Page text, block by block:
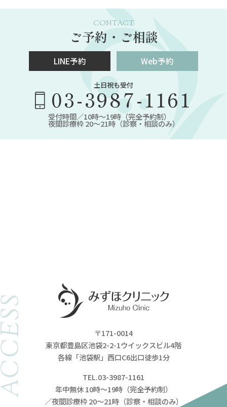
CONTACT
ご予約・ご相談
LINE予約 Web予約
土日祝も受付
03-3987-1161
受付時間／10時～19時（完全予約制）
夜間診療枠 20～21時（診察・相談のみ）
〒171-0014
東京都豊島区池袋2-2-1ウイックスビル4階
各線「池袋駅」西口C6出口徒歩1分
TEL.03-3987-1161
年中無休 10時～19時（完全予約制）
／夜間診療枠 20～21時（診察・相談のみ）